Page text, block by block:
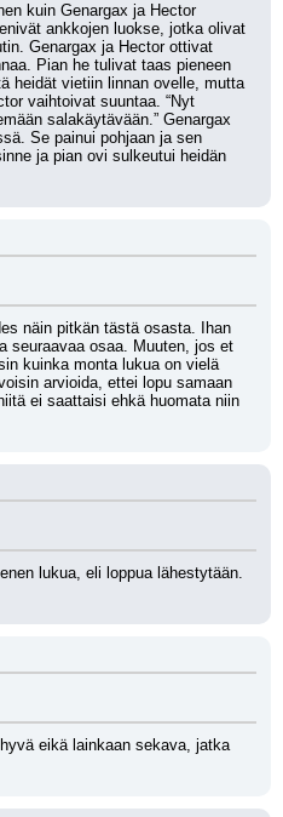
kuin Genargax ja Hector
ankkojen luokse, jotka olivat
Genargax ja Hector ottivat
Pian he tulivat taas pieneen
heidät vietiin linnan ovelle, mutta
vaihtoivat suuntaa. “Nyt
salakäytävään.” Genargax
Se painui pohjaan ja sen
ja pian ovi sulkeutui heidän
näin pitkän tästä osasta. Ihan
seuraavaa osaa. Muuten, jos et
kuinka monta lukua on vielä
arvioida, ettei lopu samaan
ei saattaisi ehkä huomata niin
lukua, eli loppua lähestytään.
eikä lainkaan sekava, jatka